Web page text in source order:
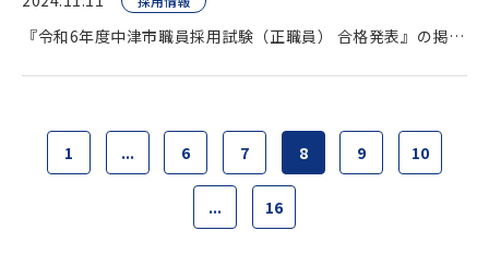
『令和6年度中津市職員採用試験（正職員） 合格発表』の掲載をいたしました。
1 ... 6 7 8 9 10
... 16